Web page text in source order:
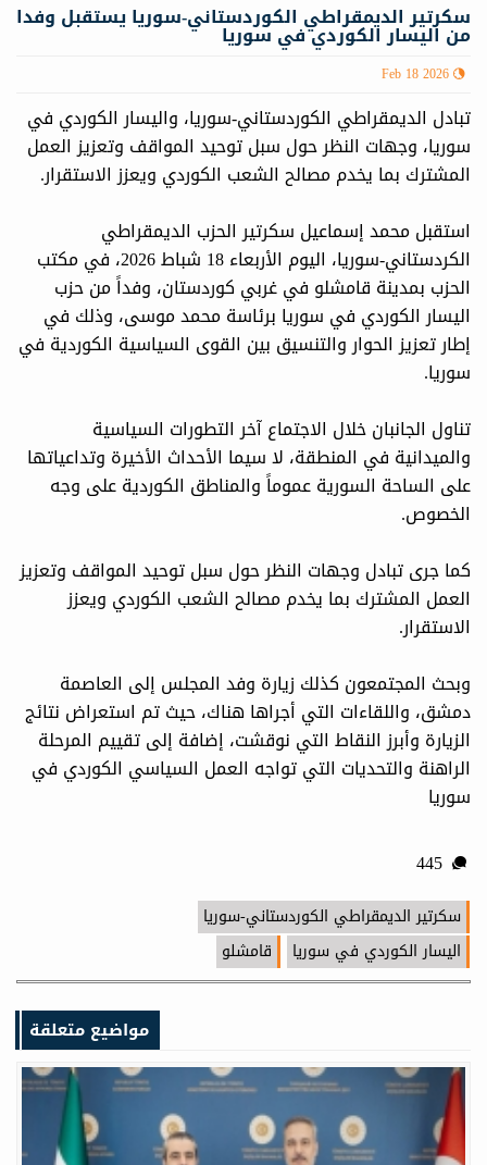
سكرتير الديمقراطي الكوردستاني-سوريا يستقبل وفدا
من اليسار الكوردي في سوريا
Feb 18 2026
تبادل الديمقراطي الكوردستاني-سوريا، واليسار الكوردي في
سوريا، وجهات النظر حول سبل توحيد المواقف وتعزيز العمل
المشترك بما يخدم مصالح الشعب الكوردي ويعزز الاستقرار.
استقبل محمد إسماعيل سكرتير الحزب الديمقراطي
الكردستاني-سوريا، اليوم الأربعاء 18 شباط 2026، في مكتب
الحزب بمدينة قامشلو في غربي كوردستان، وفداً من حزب
اليسار الكوردي في سوريا برئاسة محمد موسى، وذلك في
إطار تعزيز الحوار والتنسيق بين القوى السياسية الكوردية في
سوريا.
تناول الجانبان خلال الاجتماع آخر التطورات السياسية
والميدانية في المنطقة، لا سيما الأحداث الأخيرة وتداعياتها
على الساحة السورية عموماً والمناطق الكوردية على وجه
الخصوص.
كما جرى تبادل وجهات النظر حول سبل توحيد المواقف وتعزيز
العمل المشترك بما يخدم مصالح الشعب الكوردي ويعزز
الاستقرار.
وبحث المجتمعون كذلك زيارة وفد المجلس إلى العاصمة
دمشق، واللقاءات التي أجراها هناك، حيث تم استعراض نتائج
الزيارة وأبرز النقاط التي نوقشت، إضافة إلى تقييم المرحلة
الراهنة والتحديات التي تواجه العمل السياسي الكوردي في
سوريا
سكرتير الديمقراطي الكوردستاني-سوريا
اليسار الكوردي في سوريا
قامشلو
مواضيع متعلقة